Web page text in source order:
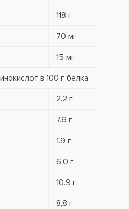
118 г
70 мг
15 мг
в 100 г белка
2.2 г
7.6 г
1.9 г
6,0 г
10.9 г
8,8 г